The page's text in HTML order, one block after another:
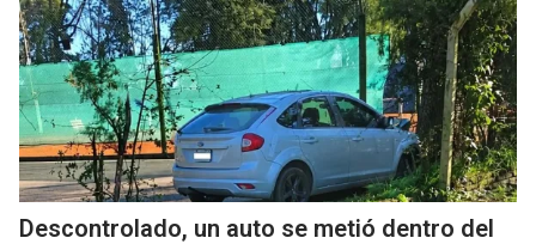
Descontrolado, un auto se metió dentro del